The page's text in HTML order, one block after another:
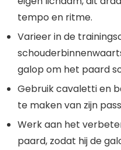
tempo en ritme.
Varieer in de
galop om het paard
Gebruik cavaletti en
te maken van zijn
Werk aan het
paard, zodat hij de